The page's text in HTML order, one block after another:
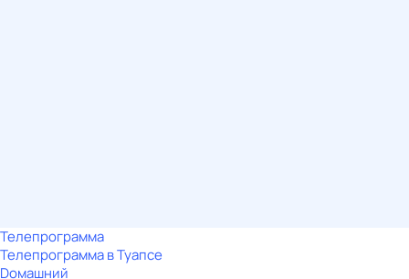
Телепрограмма
Телепрограмма в Туапсе
Dомашний